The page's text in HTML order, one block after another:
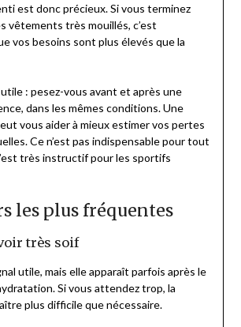
est donc précieux. Si vous terminez
vêtements très mouillés, c’est
vos besoins sont plus élevés que la
: pesez-vous avant et après une
dans les mêmes conditions. Une
vous aider à mieux estimer vos pertes
Ce n’est pas indispensable pour tout
très instructif pour les sportifs
les plus fréquentes
très soif
utile, mais elle apparaît parfois après le
Si vous attendez trop, la
plus difficile que nécessaire.